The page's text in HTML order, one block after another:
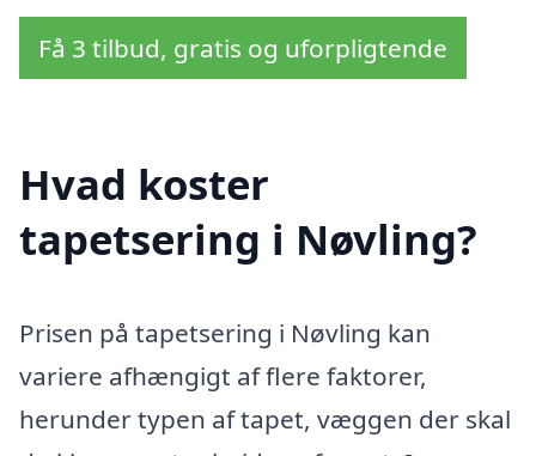
Få 3 tilbud, gratis og uforpligtende
Hvad koster
tapetsering i Nøvling?
Prisen på tapetsering i Nøvling kan
variere afhængigt af flere faktorer,
herunder typen af tapet, væggen der skal